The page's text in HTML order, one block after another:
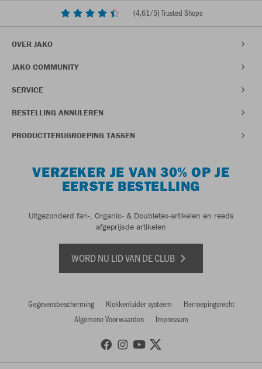
(4,61/5) Trusted Shops
OVER JAKO
JAKO COMMUNITY
SERVICE
BESTELLING ANNULEREN
PRODUCTTERUGROEPING TASSEN
VERZEKER JE VAN 30% OP JE
EERSTE BESTELLING
Uitgezonderd fan-, Organic- & Doubletex-artikelen en reeds
afgeprijsde artikelen
WORD NU LID VAN DE CLUB
Gegevensbescherming Klokkenluider systeem
Herroepingsrecht
Algemene Voorwaarden
Impressum